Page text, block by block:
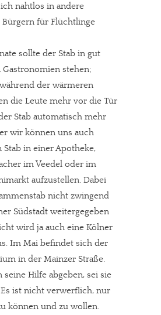
nahtlos in andere
für Flüchtlinge
sollte der Stab in gut
stehen;
der wärmeren
die Leute mehr vor die Tür
Stab automatisch mehr
wir können uns auch
Stab in einer Apotheke,
im Veedel oder im
aufzustellen. Dabei
nicht zwingend
Südstadt weitergegeben
wird ja auch eine Kölner
Im Mai befindet sich der
in der Mainzer Straße.
seine Hilfe abgeben, sei sie
ist nicht verwerflich, nur
können und zu wollen.